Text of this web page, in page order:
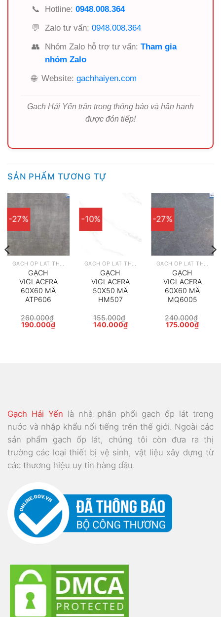
📞 Hotline: 0948.008.364
💬
Zalo tư vấn: 0948.008.364
👥
Nhóm Zalo hỗ trợ tư vấn: Tham gia
nhóm Zalo
🌐 Website: gachhaiyen.com
Gạch Hải Yến trân trọng thông báo và hân hạnh
được đón tiếp!
SẢN PHẨM TƯƠNG TỰ
-27%
GẠCH ỐP LÁT THEO HÃNG
GẠCH
VIGLACERA
60X60 MÃ
ATP606
260.000₫
Giá
190.000₫Giá
-10%
GẠCH ỐP LÁT THEO HÃNG
GẠCH
VIGLACERA
50X50 MÃ
HM507
155.000₫
Giá
140.000₫Giá
hiện
-27%
GẠCH ỐP LÁT THEO HÃNG
GẠCH
VIGLACERA
60X60 MÃ
MQ6005
240.000₫
Giá
175.000₫Giá
Gạch Hải Yến là nhà phân phối gạch ốp lát trong
nước và nhập khẩu nổi tiếng trên thế giới. Ngoài các
sản phẩm gạch ốp lát, chúng tôi còn đưa ra thị
trường các loại thiết bị vệ sinh, vật liệu xây dựng từ
các thương hiệu uy tín hàng đầu.